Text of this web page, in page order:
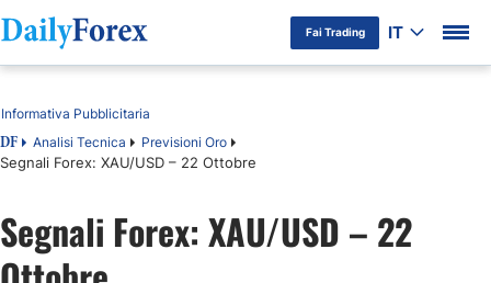
Fai Trading IT
Indice
DF Analisi Tecnica Previsioni Oro
Segnali Forex: XAU/USD – 22 Ottobre
Informativa Pubblicitaria
Segnali Forex: XAU/USD – 22